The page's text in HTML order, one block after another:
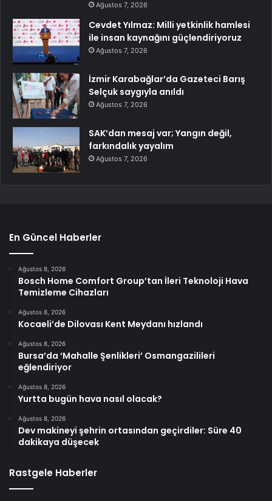
Ağustos 7, 2026
Cevdet Yılmaz: Milli yetkinlik hamlesi
ile insan kaynağını güçlendiriyoruz
Ağustos 7, 2026
İzmir Karabağlar’da Gazeteci Barış
Selçuk saygıyla anıldı
Ağustos 7, 2026
SAK’dan mesaj var; Yangın değil,
farkındalık yayalım
Ağustos 7, 2026
En Güncel Haberler
Ağustos 8, 2026
Bosch Home Comfort Group’tan İleri Teknoloji Hava
Temizleme Cihazları
Ağustos 8, 2026
Kocaeli’de Dilovası Kent Meydanı hızlandı
Ağustos 8, 2026
Bursa’da ‘Mahalle Şenlikleri’ Osmangazilileri
eğlendiriyor
Ağustos 8, 2026
Yurtta bugün hava nasıl olacak?
Ağustos 8, 2026
Dev makineyi şehrin ortasından geçirdiler: Süre 40
dakikaya düşecek
Rastgele Haberler